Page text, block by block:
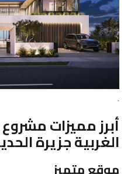
.
أبرز مميزات
الغربية جزيرة
موقع متميز